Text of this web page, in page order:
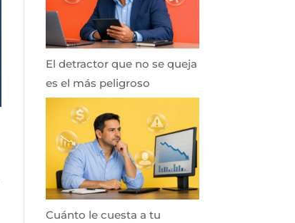
El detractor que no se queja
es el más peligroso
Cuánto le cuesta a tu